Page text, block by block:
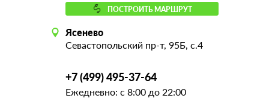
ПОСТРОИТЬ МАРШРУТ
Ясенево
Севастопольский пр-т, 95Б, с.4
+7 (499) 495-37-64
Ежедневно: с 8:00 до 22:00